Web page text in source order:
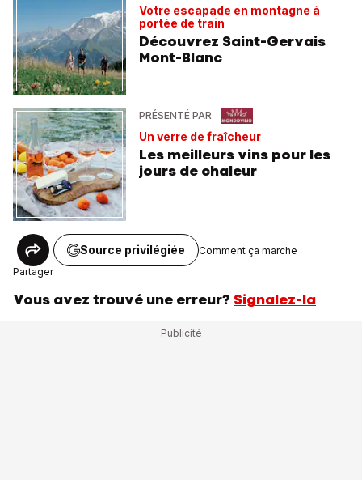
Votre escapade en montagne à
portée de train
Découvrez Saint-Gervais
Mont-Blanc
PRÉSENTÉ PAR
Un verre de fraîcheur
Les meilleurs vins pour les
jours de chaleur
Partager
Source privilégiée Comment ça marche
Vous avez trouvé une erreur? Signalez-la